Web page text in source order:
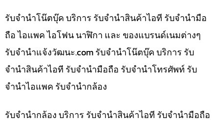
รับจำนำโน๊ตบุ๊ค บริการ รับจำนำสินค้าไอที รับจำนำมือ
ถือ ไอแพค ไอโฟน นาฬิกา และ ของแบรนด์เนมต่างๆ
รับจํานําแจ้งวัฒนะ.com รับจำนำโน๊ตบุ๊ค บริการ รับ
จำนำสินค้าไอที รับจำนำมือถือ รับจำนำโทรศัพท์ รับ
จำนำไอแพค รับจำนำกล้อง
รับจำนำกล้อง บริการ รับจำนำสินค้าไอที รับจำนำมือถือ